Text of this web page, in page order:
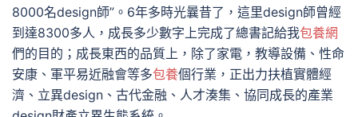
8000名design師”。6年多時光曩昔了，這里design師曾經
到達8300多人，成長多少數字上完成了總書記給我包養網
們的目的；成長東西的品質上，除了家電，教導設備、性命
安康、軍平易近融會等多包養個行業，正出力扶植實體經
濟、立異design、古代金融、人才湊集、協同成長的產業